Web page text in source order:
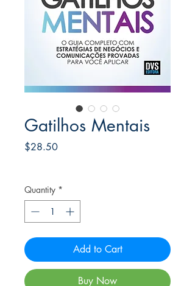
Gatilhos Mentais
$28.50Price
Quantity *
Add to Cart
Buy Now